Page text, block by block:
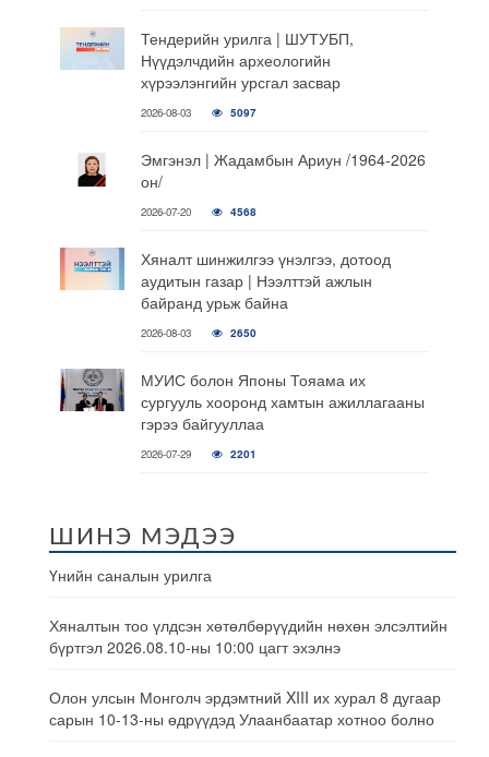
Тендерийн урилга | ШУТУБП,
Нүүдэлчдийн археологийн
хүрээлэнгийн урсгал засвар
2026-08-03 5097
Эмгэнэл | Жадамбын Ариун /1964-2026
он/
2026-07-20 4568
Хяналт шинжилгээ үнэлгээ, дотоод
аудитын газар | Нээлттэй ажлын
байранд урьж байна
2026-08-03 2650
МУИС болон Японы Тояама их
сургууль хооронд хамтын ажиллагааны
гэрээ байгууллаа
2026-07-29 2201
ШИНЭ МЭДЭЭ
Үнийн саналын урилга
Хяналтын тоо үлдсэн хөтөлбөрүүдийн нөхөн элсэлтийн
бүртгэл 2026.08.10-ны 10:00 цагт эхэлнэ
Олон улсын Монголч эрдэмтний XIII их хурал 8 дугаар
сарын 10-13-ны өдрүүдэд Улаанбаатар хотноо болно